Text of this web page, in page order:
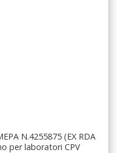
N.4255875 (EX RDA
per laboratori CPV